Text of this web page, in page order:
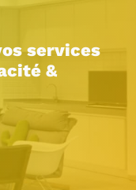
services
&